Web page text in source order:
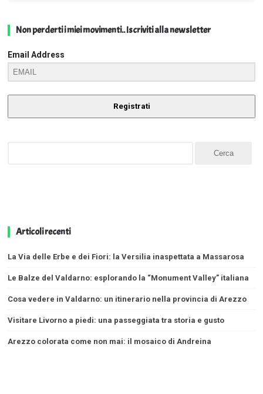
Non perderti i miei movimenti.. Iscriviti alla newsletter
Email Address
Registrati
Articoli recenti
La Via delle Erbe e dei Fiori: la Versilia inaspettata a Massarosa
Le Balze del Valdarno: esplorando la “Monument Valley” italiana
Cosa vedere in Valdarno: un itinerario nella provincia di Arezzo
Visitare Livorno a piedi: una passeggiata tra storia e gusto
Arezzo colorata come non mai: il mosaico di Andreina